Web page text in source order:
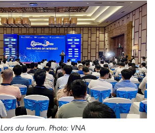
Lors du forum. Photo: VNA